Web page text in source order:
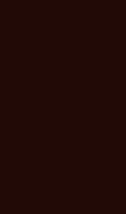
internet WordPress
en Gironde. Une
pour présenter
et convertir les
pour le compte